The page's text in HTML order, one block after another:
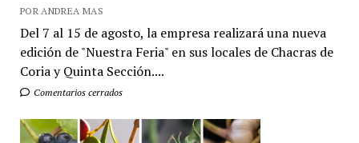
POR ANDREA MAS
Del 7 al 15 de agosto, la empresa realizará una nueva
edición de "Nuestra Feria" en sus locales de Chacras de
Coria y Quinta Sección....
Comentarios cerrados